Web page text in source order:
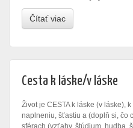
Čítať viac
Cesta k láske/v láske
Život je CESTA k láske (v láske),
naplneniu, šťastiu a (doplň si, čo
sférach (vzťahy, štúdium, hudba,